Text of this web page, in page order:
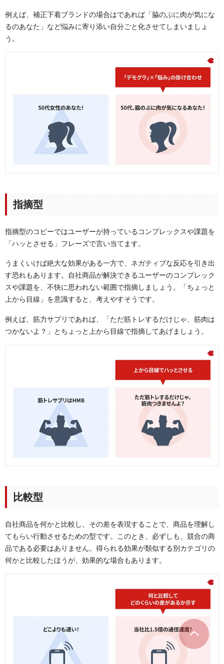
例えば、補正下着ブランドの場合はであれば「脇のぷに肉が気にな
るのあなた」など悩みに寄り添い自分ごと化させてしまいましょ
う。
指摘型
指摘型のコピーではユーザーが持っているコンプレックスや課題を
「ハッとさせる」フレーズで言い当てます。
うまくいけば絶大な効果がある一方で、ネガティブな反応を引き出
す恐れもあります。自社商品が解決できるユーザーのコンプレック
スや課題を、不快に思われない範囲で指摘しましょう。「ちょっと
上から目線」を意識すると、考えやすそうです。
例えば、筋力サプリであれば、「ただ筋トレするだけじゃ、筋肉は
つかないよ？」とちょっと上から目線で指摘してあげましょう。
比較型
自社商品を何かと比較し、その差を表現することで、商品を理解し
てもらい行動させるための型です。このとき、必ずしも、競合の商
品である必要はありません。得られる効果が類似する別カテゴリの
何かと比較したほうが、効果的な場合もあります。